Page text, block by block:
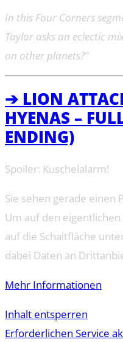
In this Four Corners
Taylor asks an eclectic
on other planets?”
➔ LION
HYENAS –
ENDING)
Spoiler: Kuschelalarm!
Sie sehen gerade einen
Um auf den
auf die Schaltfläche
dabei Daten an
Mehr Informationen
Inhalt entsperren
Erforderlichen Service